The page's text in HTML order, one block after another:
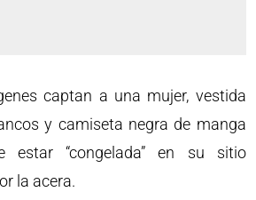
captan a una mujer, vestida
y camiseta negra de manga
estar “congelada” en su sitio
la acera.